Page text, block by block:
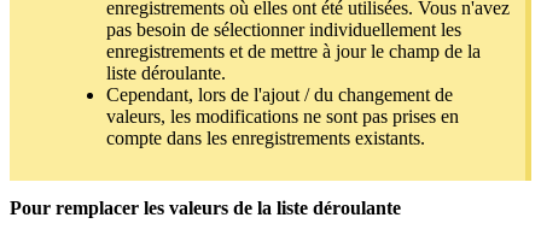
enregistrements où elles ont été utilisées. Vous n'avez
pas besoin de sélectionner individuellement les
enregistrements et de mettre à jour le champ de la
liste déroulante.
Cependant, lors de l'ajout / du changement de
valeurs, les modifications ne sont pas prises en
compte dans les enregistrements existants.
Pour remplacer les valeurs de la liste déroulante